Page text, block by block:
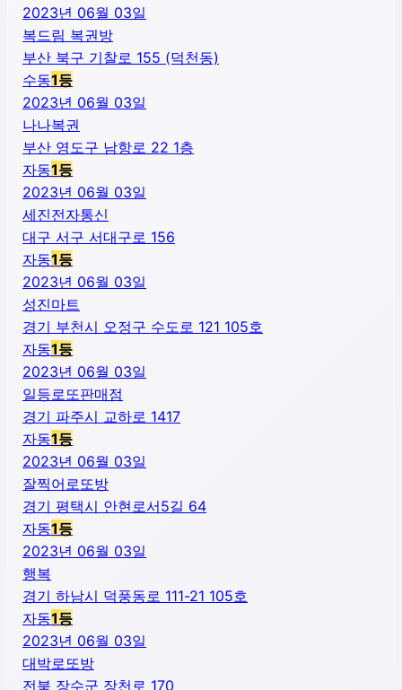
2023년 06월 03일
복드림 복권방
부산 북구 기찰로 155 (덕천동)
수동1등
2023년 06월 03일
나나복권
부산 영도구 남항로 22 1층
자동1등
2023년 06월 03일
세진전자통신
대구 서구 서대구로 156
자동1등
2023년 06월 03일
성진마트
경기 부천시 오정구 수도로 121 105호
자동1등
2023년 06월 03일
일등로또판매점
경기 파주시 교하로 1417
자동1등
2023년 06월 03일
잘찍어로또방
경기 평택시 안현로서5길 64
자동1등
2023년 06월 03일
행복
경기 하남시 덕풍동로 111-21 105호
자동1등
2023년 06월 03일
대박로또방
전북 장수군 장천로 170